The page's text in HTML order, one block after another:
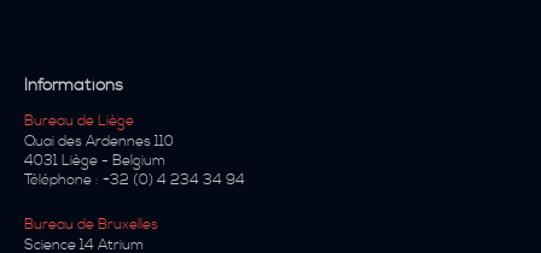
Informations
Bureau de Liège
Quai des Ardennes 110
4031 Liège - Belgium
Téléphone : +32 (0) 4 234 34 94
Bureau de Bruxelles
Science 14 Atrium